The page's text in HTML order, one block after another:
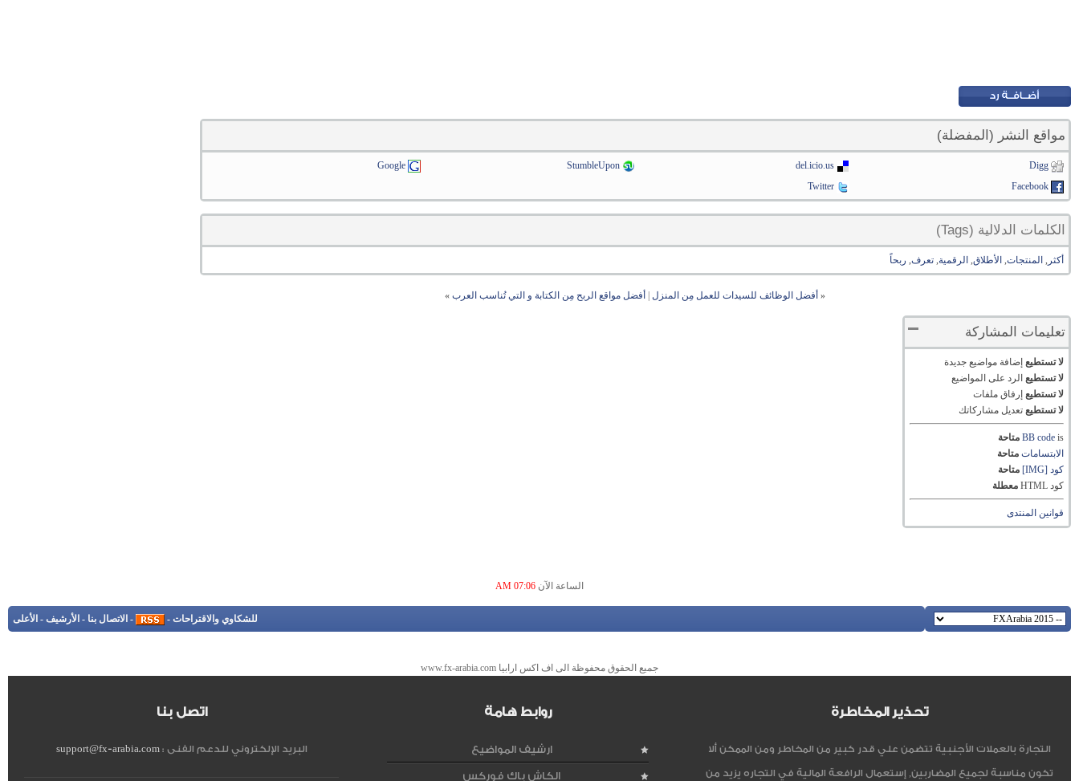
مواقع النشر (المفضلة)
Digg
del.icio.us
StumbleUpon
Google
Facebook
Twitter
الكلمات الدلالية (Tags)
أكثر , المنتجات, الأطلاق, الرقمية,تعرف, ربحاً
« أفضل الوظائف للسيدات للعمل مِن المنزل| أفضل مواقع الربح مِن الكتابة و التي تُناسب العرب »
تعليمات المشاركة
لا تستطيع إضافة مواضيع جديدة
لا تستطيع الرد على المواضيع
لا تستطيع إرفاق ملفات
لا تستطيع تعديل مشاركاتك
BB codeis
متاحة
الابتسامات متاحة
كود [IMG]
متاحة
كود HTML
معطلة
قوانين المنتدى
الساعة الآن 07:06 AM
للشكاوي والاقتراحات -
- الاتصال بنا - الأرشيف - الأعلى
جميع الحقوق محفوظة الى اف اكس ارابيا www.fx-arabia.com
تحذير المخاطرة
التجارة بالعملات الأجنبية تتضمن علي قدر كبير من المخاطر ومن الممكن ألا
تكون مناسبة لجميع المضاربين, إستعمال الرافعة المالية في التجاره يزيد من
روابط هامة
ارشيف المواضيع
الكاش باك فوركس
اتصل بنا
البريد الإلكتروني للدعم الفنى :support@fx-arabia.com